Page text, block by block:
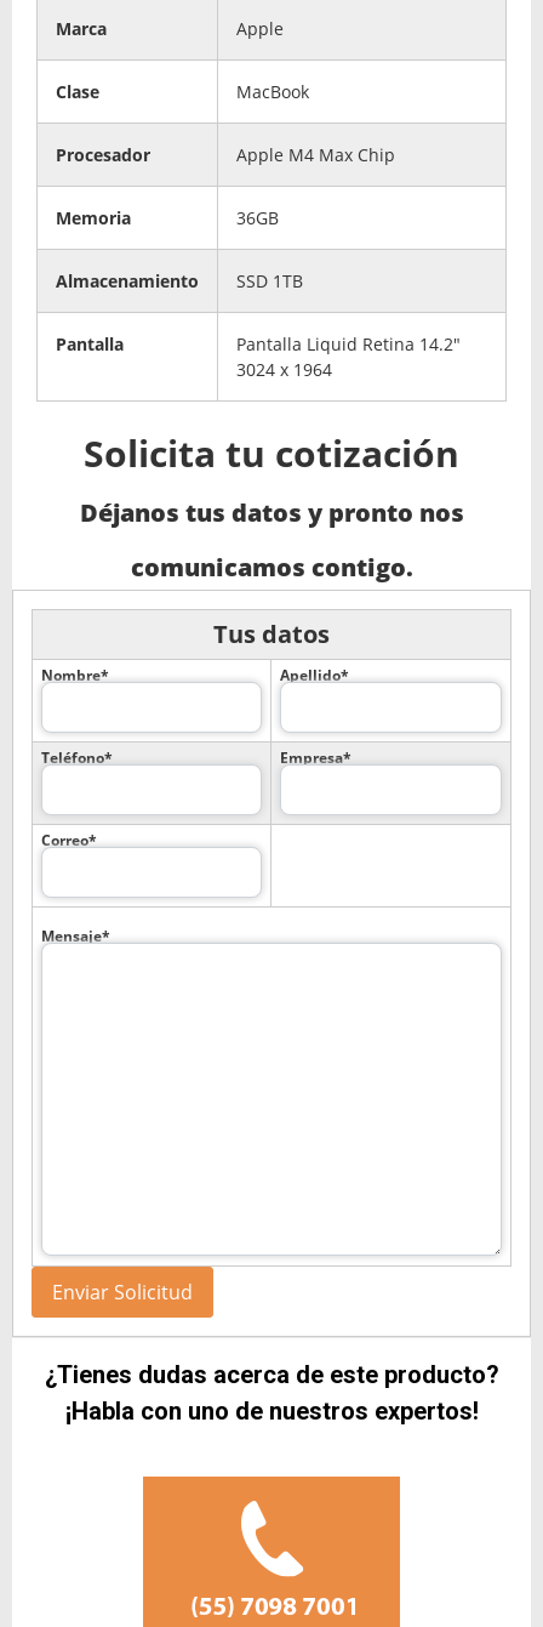
Marca Apple
Clase MacBook
Procesador Apple M4 Max Chip
Memoria 36GB
Almacenamiento SSD 1TB
Pantalla
Pantalla Liquid Retina 14.2"
3024 x 1964
Solicita tu cotización
Déjanos tus datos y pronto nos
comunicamos contigo.
Tus datos
Nombre* Apellido*
Teléfono* Empresa*
Correo*
Mensaje*
¿Tienes dudas acerca de este producto?
¡Habla con uno de nuestros expertos!